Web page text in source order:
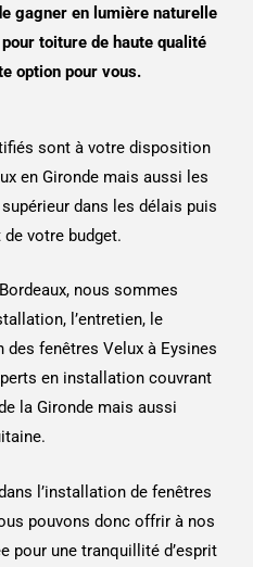
gagner en lumière naturelle
toiture de haute qualité
option pour vous.
sont à votre disposition
en Gironde mais aussi les
dans les délais puis
votre budget.
nous sommes
l’entretien, le
des fenêtres Velux à Eysines
en installation couvrant
la Gironde mais aussi
l’installation de fenêtres
pouvons donc offrir à nos
pour une tranquillité d’esprit